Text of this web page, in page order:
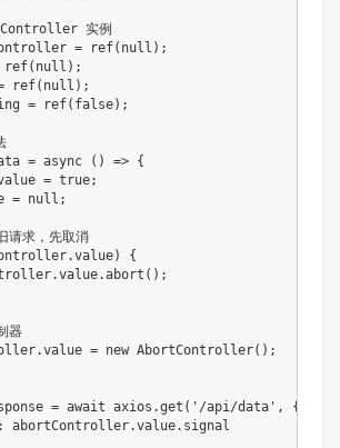
实例
= ref(null);
ref(null);
ref(null);
= ref(false);
= async () => {
= true;
= null;
请求，先取消
{
器
= new AbortController();
= await axios.get('/api/data', {
abortController.value.signal